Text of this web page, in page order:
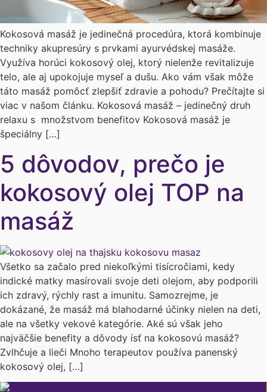
Kokosová masáž je jedinečná procedúra, ktorá kombinuje
techniky akupresúry s prvkami ayurvédskej masáže.
Využíva horúci kokosový olej, ktorý nielenže revitalizuje
telo, ale aj upokojuje myseľ a dušu. Ako vám však môže
táto masáž pomôcť zlepšiť zdravie a pohodu? Prečítajte si
viac v našom článku. Kokosová masáž – jedinečný druh
relaxu s množstvom benefitov Kokosová masáž je
špeciálny […]
5 dôvodov, prečo je
kokosový olej TOP na
masáž
Všetko sa začalo pred niekoľkými tisícročiami, kedy
indické matky masírovali svoje deti olejom, aby podporili
ich zdravý, rýchly rast a imunitu. Samozrejme, je
dokázané, že masáž má blahodarné účinky nielen na deti,
ale na všetky vekové kategórie. Aké sú však jeho
najväčšie benefity a dôvody ísť na kokosovú masáž?
Zvlhčuje a lieči Mnoho terapeutov používa panenský
kokosový olej, […]